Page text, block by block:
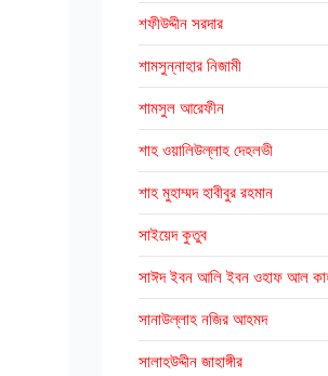
শফীউদ্দীন সরদার
শামসুন্নাহার নিজামী
শামসুল আরেফীন
শাহ ওয়ালিউল্লাহ দেহলভী
শাহ মুহাম্মদ হাবীবুর রহমান
সাইয়েদ কুতুব
সাঈদ ইবন আলি ইবন ওহাফ আল
সানাউল্লাহ নজির আহমদ
সালাহউদ্দীন জাহাঙ্গীর